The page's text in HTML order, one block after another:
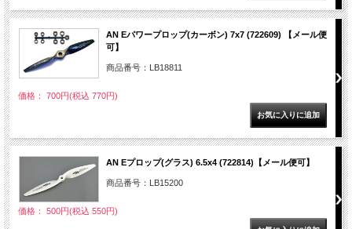
AN Eパワープロップ(カーボン) 7x7 (722609) 【メール便
可】
商品番号：LB18811
価格： 700円(税込 770円)
AN Eプロップ(グラス) 6.5x4 (722814)【メール便可】
商品番号：LB15200
価格： 500円(税込 550円)